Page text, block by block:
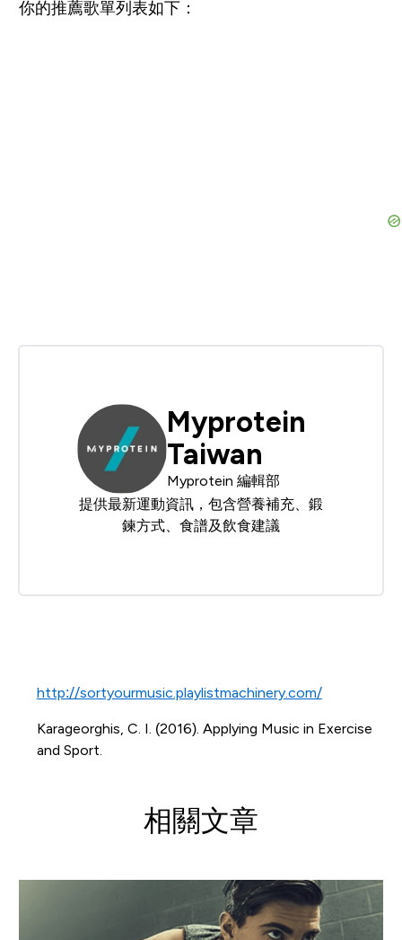
你的推薦歌單列表如下：
Myprotein
Taiwan
Myprotein 編輯部
提供最新運動資訊，包含營養補充、鍛
鍊方式、食譜及飲食建議
http://sortyourmusic.playlistmachinery.com/
Karageorghis, C. I. (2016). Applying Music in Exercise
and Sport.
相關文章